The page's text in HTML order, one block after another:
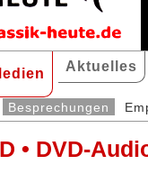
Aktuelles
Besprechungen
• DVD-